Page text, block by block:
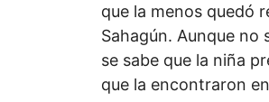
que la menos quedó
Sahagún. Aunque no
se sabe que la niña
que la encontraron